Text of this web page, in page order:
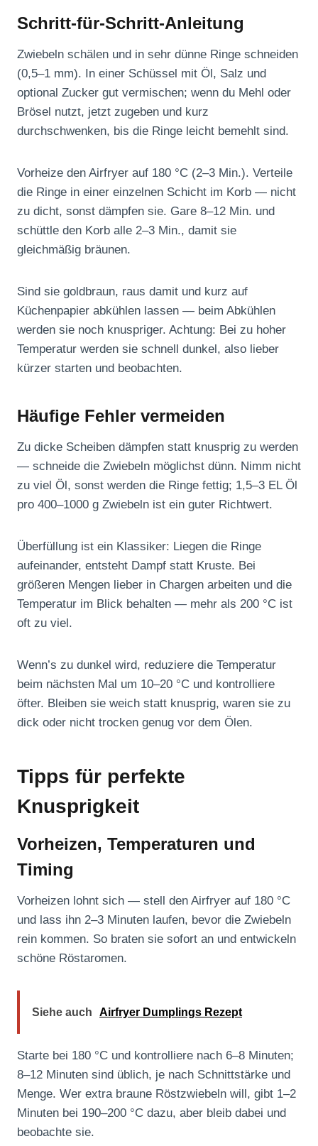
Schritt-für-Schritt-Anleitung
Zwiebeln schälen und in sehr dünne Ringe schneiden
(0,5–1 mm). In einer Schüssel mit Öl, Salz und
optional Zucker gut vermischen; wenn du Mehl oder
Brösel nutzt, jetzt zugeben und kurz
durchschwenken, bis die Ringe leicht bemehlt sind.
Vorheize den Airfryer auf 180 °C (2–3 Min.). Verteile
die Ringe in einer einzelnen Schicht im Korb — nicht
zu dicht, sonst dämpfen sie. Gare 8–12 Min. und
schüttle den Korb alle 2–3 Min., damit sie
gleichmäßig bräunen.
Sind sie goldbraun, raus damit und kurz auf
Küchenpapier abkühlen lassen — beim Abkühlen
werden sie noch knuspriger. Achtung: Bei zu hoher
Temperatur werden sie schnell dunkel, also lieber
kürzer starten und beobachten.
Häufige Fehler vermeiden
Zu dicke Scheiben dämpfen statt knusprig zu werden
— schneide die Zwiebeln möglichst dünn. Nimm nicht
zu viel Öl, sonst werden die Ringe fettig; 1,5–3 EL Öl
pro 400–1000 g Zwiebeln ist ein guter Richtwert.
Überfüllung ist ein Klassiker: Liegen die Ringe
aufeinander, entsteht Dampf statt Kruste. Bei
größeren Mengen lieber in Chargen arbeiten und die
Temperatur im Blick behalten — mehr als 200 °C ist
oft zu viel.
Wenn’s zu dunkel wird, reduziere die Temperatur
beim nächsten Mal um 10–20 °C und kontrolliere
öfter. Bleiben sie weich statt knusprig, waren sie zu
dick oder nicht trocken genug vor dem Ölen.
Tipps für perfekte
Knusprigkeit
Vorheizen, Temperaturen und
Timing
Vorheizen lohnt sich — stell den Airfryer auf 180 °C
und lass ihn 2–3 Minuten laufen, bevor die Zwiebeln
rein kommen. So braten sie sofort an und entwickeln
schöne Röstaromen.
Siehe auch Airfryer Dumplings Rezept
Starte bei 180 °C und kontrolliere nach 6–8 Minuten;
8–12 Minuten sind üblich, je nach Schnittstärke und
Menge. Wer extra braune Röstzwiebeln will, gibt 1–2
Minuten bei 190–200 °C dazu, aber bleib dabei und
beobachte sie.